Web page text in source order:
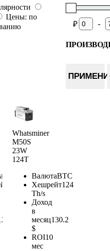
Цены: по
₽ -
Whatsminer
M50S
23W
124T
ВалютаBTC
Хешрейт124
Th/s
Доход
в
месяц130.2
$
ROI10
мес